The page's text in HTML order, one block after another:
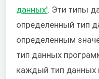
данных' . Эти типы
определенный тип
определенным
тип данных
каждый тип данных